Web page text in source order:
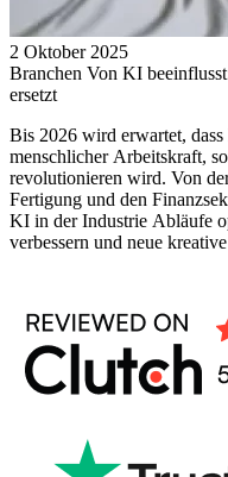
2 Oktober 2025
Branchen Von KI
ersetzt
Bis 2026 wird erwartet,
menschlicher Arbeitskraft,
revolutionieren wird. Von
Fertigung und den
KI in der Industrie Abläufe
verbessern und neue